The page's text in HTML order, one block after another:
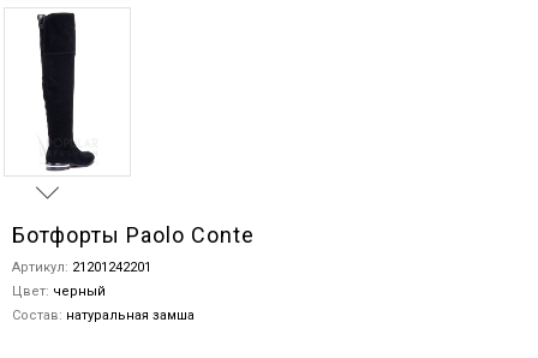
Ботфорты Paolo Conte
Артикул: 21201242201
Цвет: черный
Состав: натуральная замша